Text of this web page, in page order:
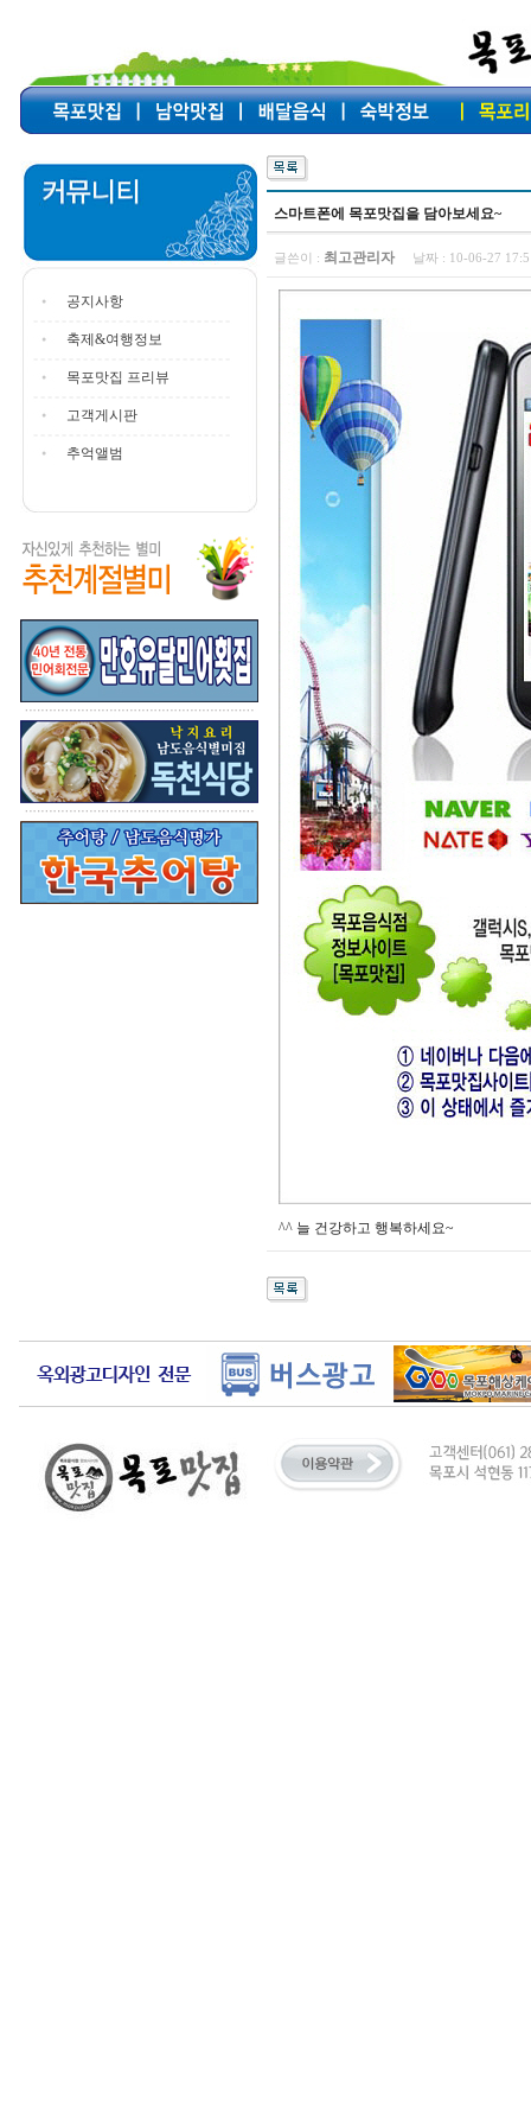
공지사항
축제&여행정보
목포맛집 프리뷰
고객게시판
추억앨범
스마트폰에 목포맛집을 담아보세요~
글쓴이 : 최고관리자 날짜 : 10-06-27
^^ 늘 건강하고 행복하세요~